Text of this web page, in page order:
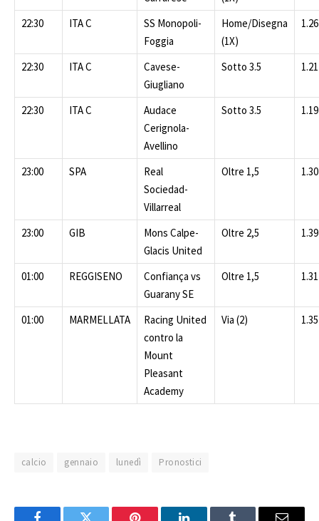
22:30
ITA C
SS Monopoli-
Foggia
Home/Disegna
(1X)
1.26
22:30 ITA C
Cavese-
Giugliano
Sotto 3.5 1.21
22:30 ITA C
Audace
Cerignola-
Avellino
Sotto 3.5 1.19
23:00 SPA
Real
Sociedad-
Villarreal
Oltre 1,5 1.30
23:00 GIB
Mons Calpe-
Glacis United
Oltre 2,5 1.39
01:00 REGGISENO
Confiança vs
Guarany SE
Oltre 1,5 1.31
01:00 MARMELLATA
Racing United
contro la
Mount
Pleasant
Academy
Via (2) 1.35
calcio gennaio lunedì Pronostici